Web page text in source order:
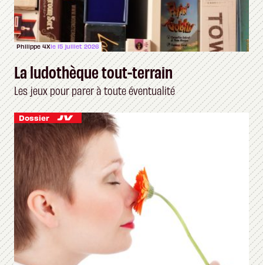
Philippe 4Xle 15 juillet 2026
La ludothèque tout-terrain
Les jeux pour parer à toute éventualité
Dossier